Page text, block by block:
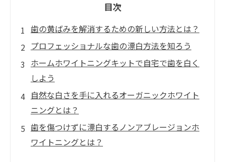
目次
歯の黄ばみを解消するための新しい方法とは？
プロフェッショナルな歯の漂白方法を知ろう
ホームホワイトニングキットで自宅で歯を白く
しよう
自然な白さを手に入れるオーガニックホワイト
ニングとは？
歯を傷つけずに漂白するノンアブレージョンホ
ワイトニングとは？